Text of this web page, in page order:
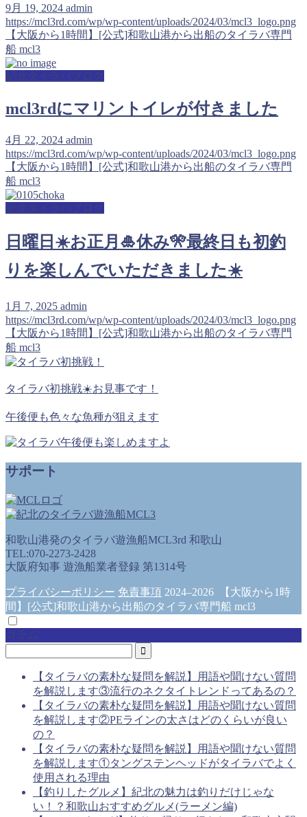
9月 19, 2024 admin
https://mcl3rd.com/wp/wp-content/uploads/2024/03/mcl3_logo.png
【大阪から1時間】[公式]和歌山港から出船のタイラバ専門
船 mcl3
紀北タイラバブログ
mcl3rdにマリントイレが付きました
4月 22, 2024 admin
https://mcl3rd.com/wp/wp-content/uploads/2024/03/mcl3_logo.png
【大阪から1時間】[公式]和歌山港から出船のタイラバ専門
船 mcl3
紀北タイラバブログ
日曜日☀️お正月🎍休み🎌最終日も初釣
りを楽しんでいただきました☀️
1月 7, 2025 admin
https://mcl3rd.com/wp/wp-content/uploads/2024/03/mcl3_logo.png
【大阪から1時間】[公式]和歌山港から出船のタイラバ専門
船 mcl3
タイラバ初挑戦☀️お見事です！
午後便も色々な魚種が狙えます
サポート
和歌山港発のタイラバ遊漁船MCL3rd 和歌山
TEL:070-2273-2428
大阪府知事 遊漁船業者登録 第1314号
プライバシーポリシー 免責事項 2024–2026 【大阪から1時
間】[公式]和歌山港から出船のタイラバ専門船 mcl3
コラム
【タイラバの素朴な疑問を解説】用語や聞けない質問
を解説します③流行のネクタイトレンドってあるの？
【タイラバの素朴な疑問を解説】用語や聞けない質問
を解説します②PEラインの太さはどのくらいが良い
の？
【タイラバの素朴な疑問を解説】用語や聞けない質問
を解説します①タングステンヘッドがタイラバでよく
使用される理由
【釣りしたグルメ】紀北の魅力は釣りだけじゃな
い！？和歌山おすすめグルメ(ラーメン編)